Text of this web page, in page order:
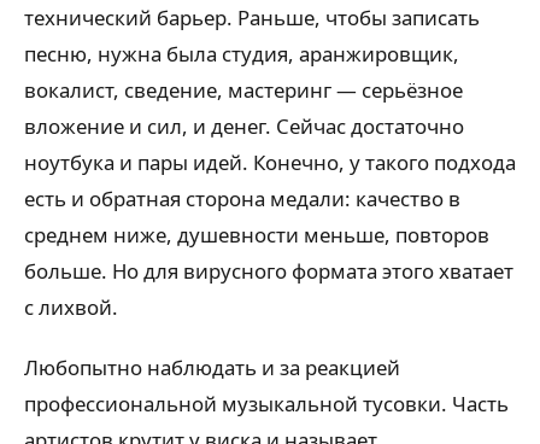
технический барьер. Раньше, чтобы записать
песню, нужна была студия, аранжировщик,
вокалист, сведение, мастеринг — серьёзное
вложение и сил, и денег. Сейчас достаточно
ноутбука и пары идей. Конечно, у такого подхода
есть и обратная сторона медали: качество в
среднем ниже, душевности меньше, повторов
больше. Но для вирусного формата этого хватает
с лихвой.
Любопытно наблюдать и за реакцией
профессиональной музыкальной тусовки. Часть